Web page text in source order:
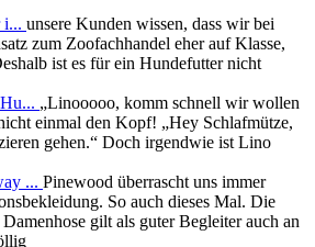
i... unsere Kunden wissen, dass wir bei
zum Zoofachhandel eher auf Klasse,
ist es für ein Hundefutter nicht
„Linooooo, komm schnell wir wollen
einmal den Kopf! „Hey Schlafmütze,
gehen.“ Doch irgendwie ist Lino
... Pinewood überrascht uns immer
So auch dieses Mal. Die
gilt als guter Begleiter auch an